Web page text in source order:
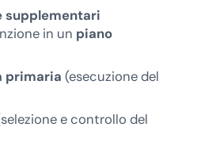
supplementari
in un piano
primaria (esecuzione del
e controllo del